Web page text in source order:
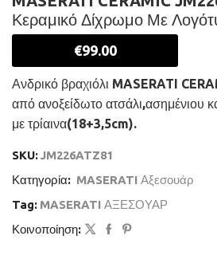
Κεραμικό Δίχρωμο Με
€99.00
Ανδρικό βραχιόλι MASERATI
από ανοξείδωτο ατσάλι,ασημένιου
με τρίαινα(18+3,5cm).
SKU:JM226ATZ81
Κατηγορία: MASERATI Αξεσουάρ
Tag: MASERATI ΑΞΕΣΟΥΑΡ
Κοινοποίηση: